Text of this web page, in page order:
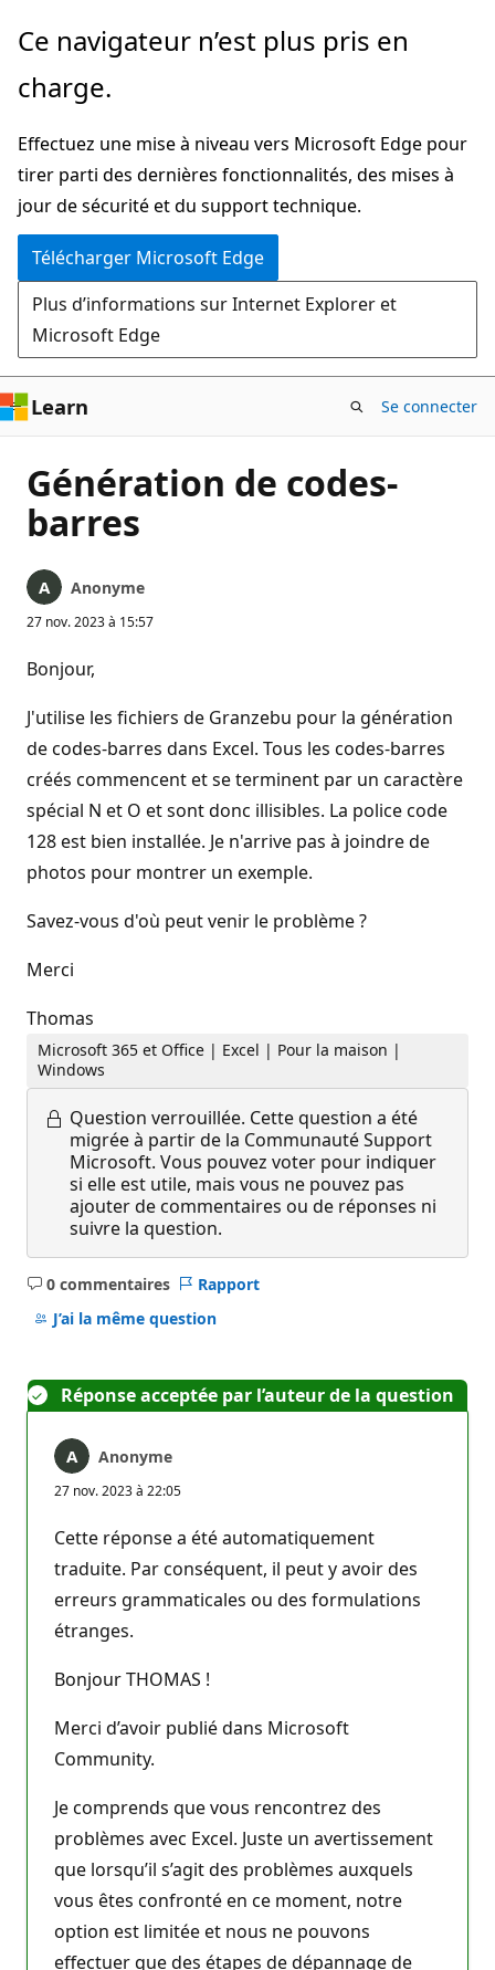
Passer
directement
au
principal
Ce navigateur n’est plus pris en
charge.
Effectuez une mise à niveau vers Microsoft Edge pour
tirer parti des dernières fonctionnalités, des mises à
jour de sécurité et du support technique.
Télécharger Microsoft Edge
Plus d’informations sur Internet Explorer et
Microsoft Edge
Learn Se connecter
Génération de codes-
barres
Anonyme
27 nov. 2023 à 15:57
Bonjour,
J'utilise les fichiers de Granzebu pour la génération
de codes-barres dans Excel. Tous les codes-barres
créés commencent et se terminent par un caractère
spécial N et O et sont donc illisibles. La police code
128 est bien installée. Je n'arrive pas à joindre de
photos pour montrer un exemple.
Savez-vous d'où peut venir le problème ?
Merci
Thomas
Microsoft 365 et Office | Excel | Pour la maison |
Windows
Question verrouillée. Cette question a été
migrée à partir de la Communauté Support
Microsoft. Vous pouvez voter pour indiquer
si elle est utile, mais vous ne pouvez pas
ajouter de commentaires ou de réponses ni
suivre la question.
0 commentaires
Aucun
commentaire
Rapport
J’ai la même question
Réponse acceptée par l’auteur de la question
Anonyme
27 nov. 2023 à 22:05
Cette réponse a été automatiquement
traduite. Par conséquent, il peut y avoir des
erreurs grammaticales ou des formulations
étranges.
Bonjour THOMAS !
Merci d’avoir publié dans Microsoft
Community.
Je comprends que vous rencontrez des
problèmes avec Excel. Juste un avertissement
que lorsqu’il s’agit des problèmes auxquels
vous êtes confronté en ce moment, notre
option est limitée et nous ne pouvons
effectuer que des étapes de dépannage de